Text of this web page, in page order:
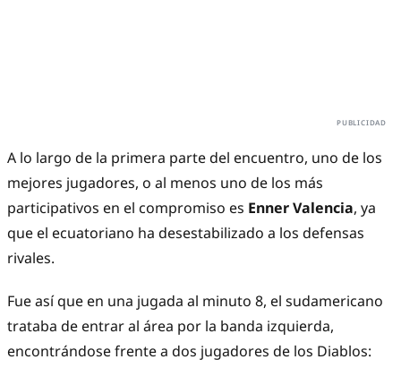
A lo largo de la primera parte del encuentro, uno de los
mejores jugadores, o al menos uno de los más
participativos en el compromiso es Enner Valencia, ya
que el ecuatoriano ha desestabilizado a los defensas
rivales.
Fue así que en una jugada al minuto 8, el sudamericano
trataba de entrar al área por la banda izquierda,
encontrándose frente a dos jugadores de los Diablos: